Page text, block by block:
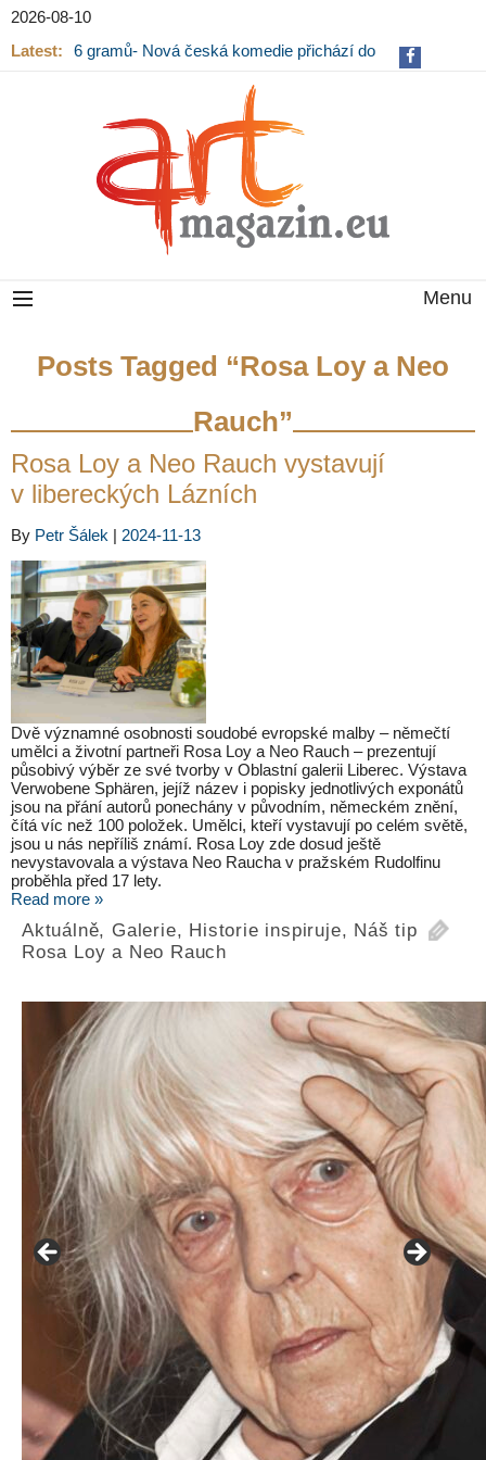
2026-08-10
Latest:
6 gramů- Nová česká komedie přichází do
Menu
Posts Tagged “Rosa Loy a Neo
Rauch”
Rosa Loy a Neo Rauch vystavují
v libereckých Lázních
By Petr Šálek | 2024-11-13
Dvě významné osobnosti soudobé evropské malby – němečtí
umělci a životní partneři Rosa Loy a Neo Rauch – prezentují
působivý výběr ze své tvorby v Oblastní galerii Liberec. Výstava
Verwobene Sphären, jejíž název i popisky jednotlivých exponátů
jsou na přání autorů ponechány v původním, německém znění,
čítá víc než 100 položek. Umělci, kteří vystavují po celém světě,
jsou u nás nepříliš známí. Rosa Loy zde dosud ještě
nevystavovala a výstava Neo Raucha v pražském Rudolfinu
proběhla před 17 lety.
Read more »
Aktuálně, Galerie, Historie inspiruje, Náš tip
Rosa Loy a Neo Rauch
František Skála - film Veřejný prostor